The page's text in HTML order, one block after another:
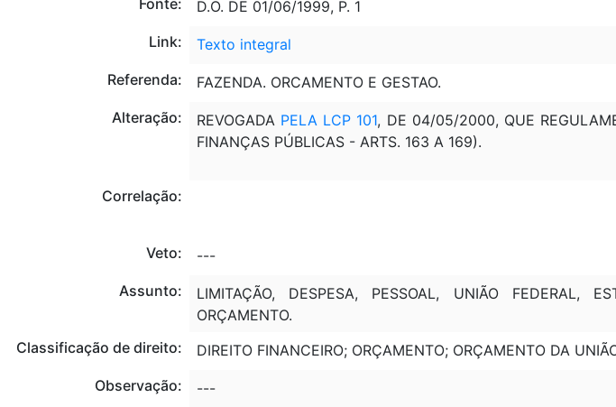
D.O. DE 01/06/1999, P. 1
Link:
Texto integral
Referenda:
FAZENDA. ORCAMENTO E GESTAO.
Alteração:
REVOGADA PELA LCP 101, DE 04/05/2000, QUE
FINANÇAS PÚBLICAS - ARTS. 163 A 169).
Correlação:
Veto:
---
Assunto:
LIMITAÇÃO, DESPESA, PESSOAL, UNIÃO FEDERAL,
ORÇAMENTO.
Classificação de direito:
DIREITO FINANCEIRO; ORÇAMENTO; ORÇAMENTO DA
Observação:
---